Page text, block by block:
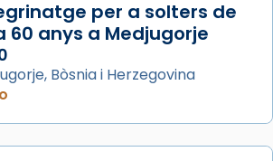
per a solters de
60 anys a Medjugorje
Bòsnia i Herzegovina